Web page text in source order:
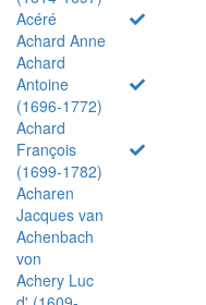
Acéré
Achard Anne
Achard
Antoine
(1696-1772)
Achard
François
(1699-1782)
Acharen
Jacques van
Achenbach
von
Achery Luc